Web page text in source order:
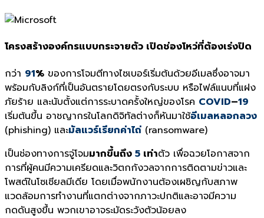
โครงสร้างองค์กรแบบกระจายตัว เปิดช่องโหว่ที่ต้องเร่งปิด
กว่า 91% ของการโจมตีทางไซเบอร์เริ่มต้นด้วยอีเมลซึ่งอาจมา
พร้อมกับลิงก์ที่เป็นอันตรายโดยตรงกับระบบ หรือไฟล์แนบที่แฝง
ภัยร้าย และนับตั้งแต่การระบาดครั้งใหญ่ของโรค COVID–19
เริ่มต้นขึ้น อาชญากรในโลกดิจิทัลต่างก็หันมาใช้อีเมลหลอกลวง
(phishing) และมัลแวร์เรียกค่าไถ่ (ransomware)
เป็นช่องทางการจู่โจมมากขึ้นถึง 5 เท่าตัว เพื่อฉวยโอกาสจาก
การที่ผู้คนมีความเครียดและวิตกกังวลจากการติดตามข่าวและ
โพสต์ในโซเชียลมีเดีย โดยเมื่อพนักงานต้องเผชิญกับสภาพ
แวดล้อมการทำงานที่แตกต่างจากภาวะปกติและอาจมีความ
กดดันสูงขึ้น พวกเขาอาจระมัดระวังตัวน้อยลง